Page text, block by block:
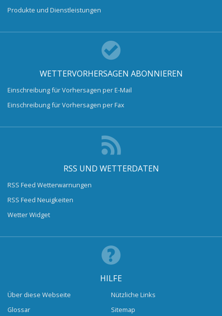
Produkte und Dienstleistungen
WETTERVORHERSAGEN ABONNIEREN
Einschreibung für Vorhersagen per E-Mail
Einschreibung für Vorhersagen per Fax
RSS UND WETTERDATEN
RSS Feed Wetterwarnungen
RSS Feed Neuigkeiten
Wetter Widget
HILFE
Über diese Webseite
Glossar
Nützliche Links
Sitemap